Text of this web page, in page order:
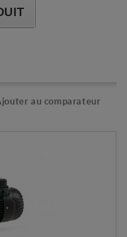
au comparateur